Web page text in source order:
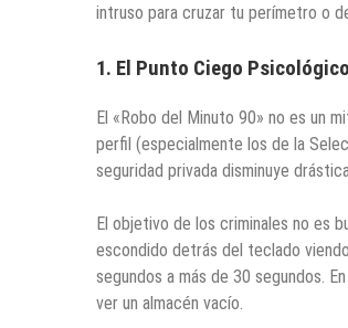
intruso para cruzar tu perímetro o
1. El Punto Ciego Psicológico
El «Robo del Minuto 90» no es un
perfil (especialmente los de la
seguridad privada disminuye
El objetivo de los criminales no es
escondido detrás del teclado
segundos a más de 30 segundos.
ver un almacén vacío.